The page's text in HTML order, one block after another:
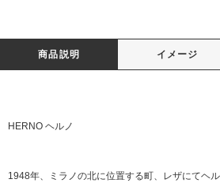
商品説明 イメージ
HERNO ヘルノ
1948年、ミラノの北に位置する町、レザにてヘル